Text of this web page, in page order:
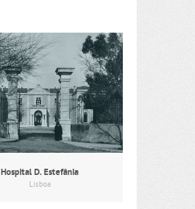
Hospital D. Estefânia
Lisboa